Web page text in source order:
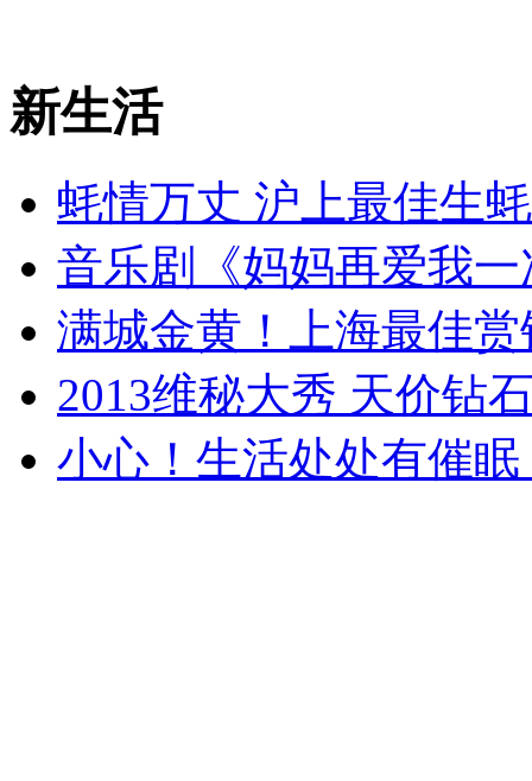
新生活
蚝情万丈 沪上最佳生
音乐剧《妈妈再爱我一
满城金黄！上海最佳
2013维秘大秀 天价钻
小心！生活处处有催眠